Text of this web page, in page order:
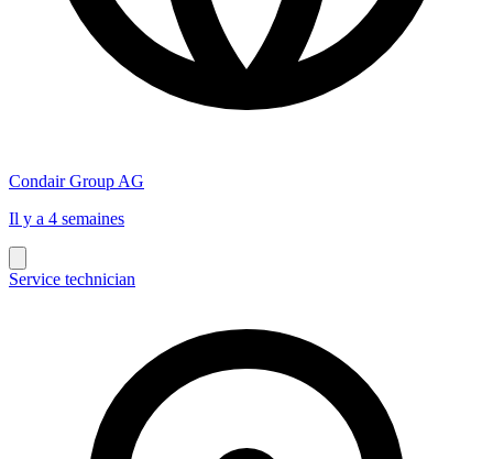
Condair Group AG
Il y a 4 semaines
Service technician